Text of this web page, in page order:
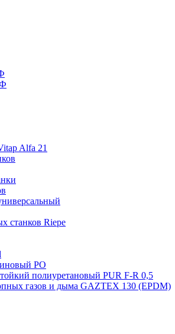
Alfa 21
станков Riepe
PO
полиуретановый PUR F-R 0,5
газов и дыма GAZTEX 130 (EPDM)